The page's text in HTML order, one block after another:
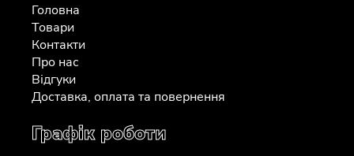
Головна
Товари
Контакти
Про нас
Відгуки
Доставка, оплата та повернення
Графік роботи